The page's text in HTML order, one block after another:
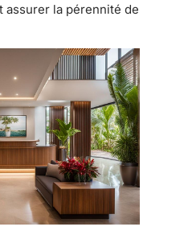
assurer la pérennité de